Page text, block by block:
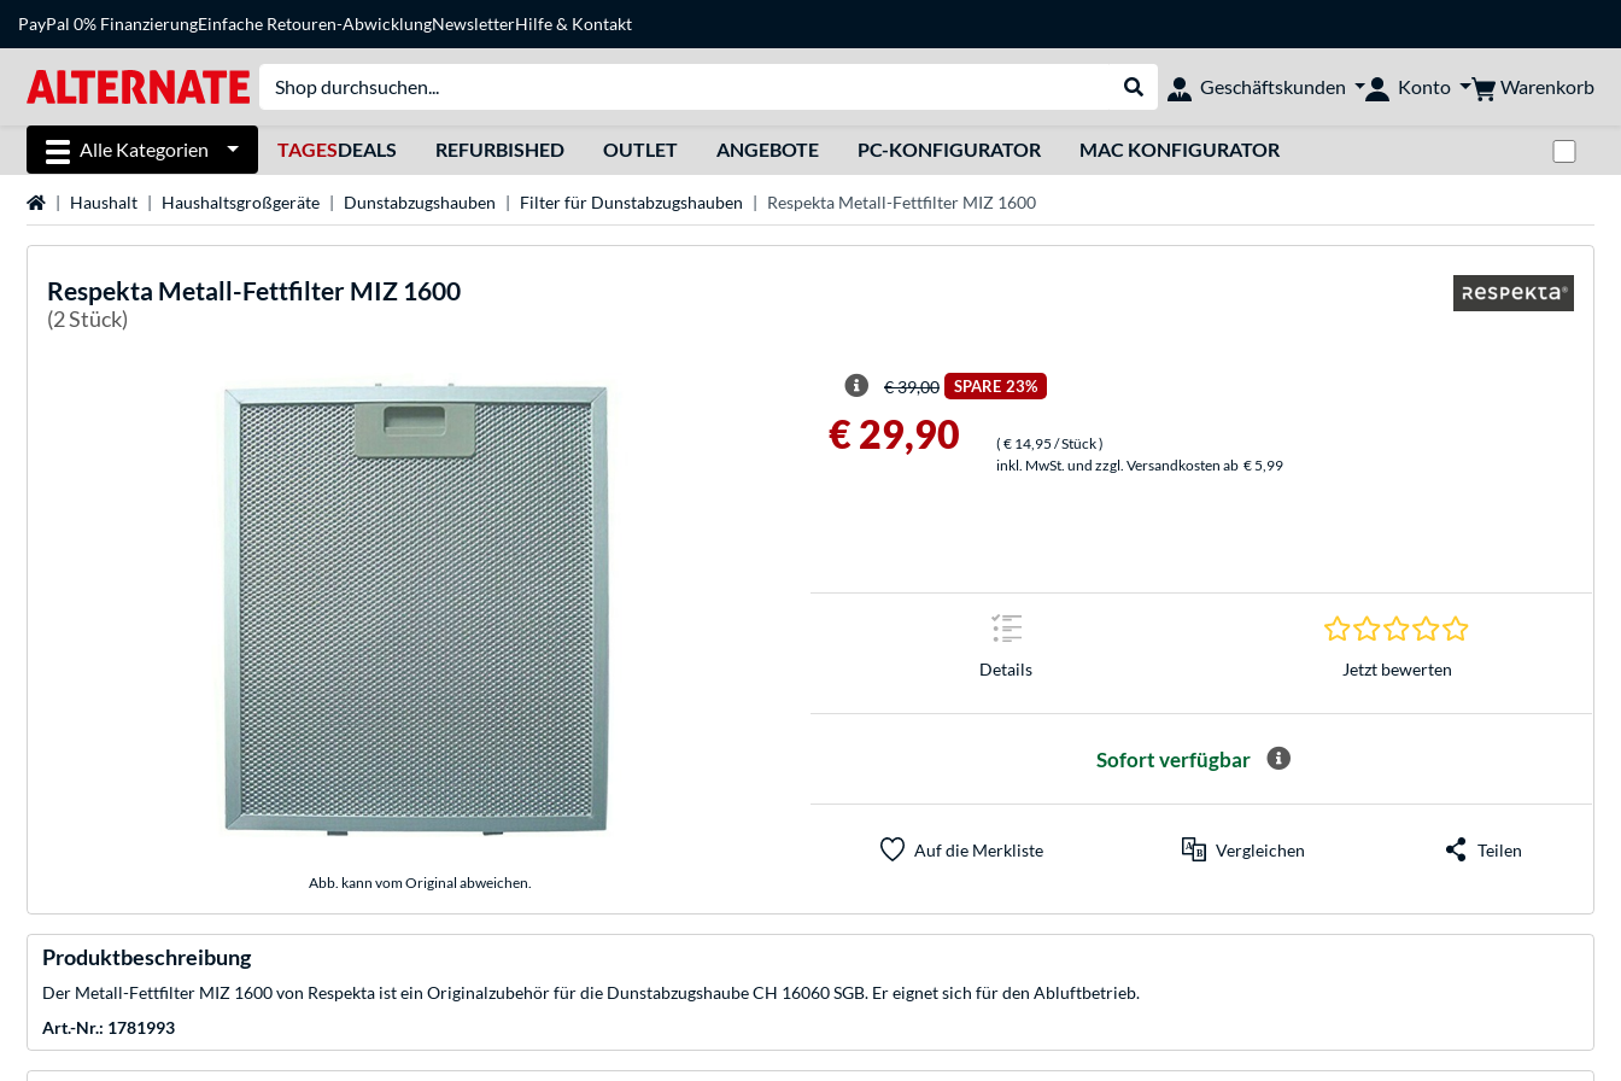
PayPal 0% FinanzierungEinfache Retouren-AbwicklungNewsletterHilfe& Kontakt
Suche durchführen
Geschäftskunden Konto Warenkorb
Alle Kategorien TAGESDEALS REFURBISHED OUTLET ANGEBOTE PC-KONFIGURATOR MAC KONFIGURATOR
StartseiteHaushalt Haushaltsgroßgeräte Dunstabzugshauben Filter für Dunstabzugshauben Respekta Metall-Fettfilter MIZ 1600
Respekta Metall-Fettfilter MIZ 1600
(2 Stück)
Abb. kann vom Original abweichen.
€ 39,00 SPARE 23%
€ 29,90 ( € 14,95 / Stück)
inkl. MwSt. und zzgl. Versandkosten ab € 5,99
Details
0.0 Sterne bei 0
Jetzt bewerten
Sofort verfügbar
Auf die Merkliste Vergleichen Teilen
Produktbeschreibung
Der Metall-Fettfilter MIZ 1600 von Respekta ist ein Originalzubehör für die Dunstabzugshaube CH 16060 SGB. Er eignet sich für den Abluftbetrieb.
Art.-Nr.: 1781993